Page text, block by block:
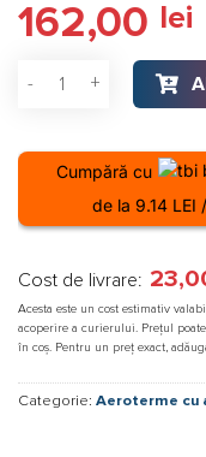
162,00 lei
Cantitate Termostat
Cumpără cu
de la 9.14 LEI
Cost de livrare:
Acesta este un cost estimativ
acoperire a curierului. Prețul
în coș. Pentru un preț exact,
Categorie: Aeroterme cu